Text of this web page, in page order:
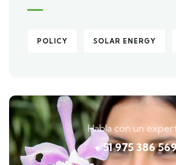
POLICY SOLAR ENERGY
Habla con un
+ 51 975 386